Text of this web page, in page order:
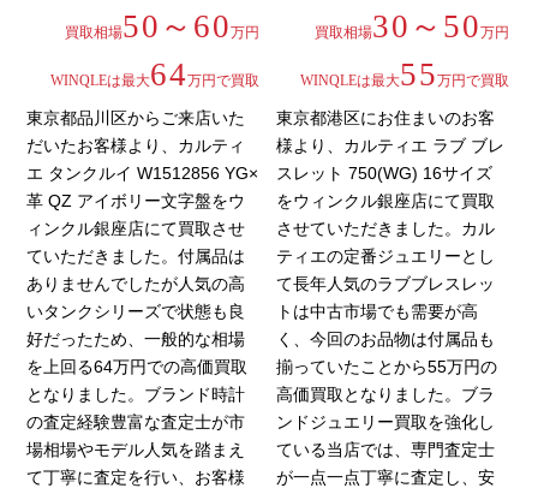
買取相場50～60万円
WINQLEは最大64万円で買取
東京都品川区からご来店いた
だいたお客様より、カルティ
エ タンクルイ W1512856 YG×
革 QZ アイボリー文字盤をウ
ィンクル銀座店にて買取させ
ていただきました。付属品は
ありませんでしたが人気の高
いタンクシリーズで状態も良
好だったため、一般的な相場
を上回る64万円での高価買取
となりました。ブランド時計
の査定経験豊富な査定士が市
場相場やモデル人気を踏まえ
て丁寧に査定を行い、お客様
買取相場30～50万円
WINQLEは最大55万円で買取
東京都港区にお住まいのお客
様より、カルティエ ラブ ブレ
スレット 750(WG) 16サイズ
をウィンクル銀座店にて買取
させていただきました。カル
ティエの定番ジュエリーとし
て長年人気のラブブレスレッ
トは中古市場でも需要が高
く、今回のお品物は付属品も
揃っていたことから55万円の
高価買取となりました。ブラ
ンドジュエリー買取を強化し
ている当店では、専門査定士
が一点一点丁寧に査定し、安